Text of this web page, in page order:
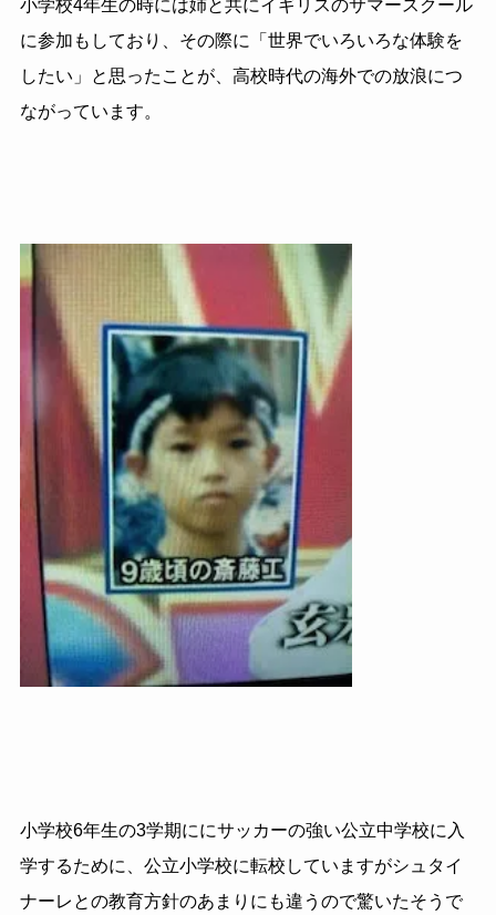
小学校4年生の時には姉と共にイギリスのサマースクール
に参加もしており、その際に「世界でいろいろな体験を
したい」と思ったことが、高校時代の海外での放浪につ
ながっています。
小学校6年生の3学期ににサッカーの強い公立中学校に入
学するために、公立小学校に転校していますがシュタイ
ナーレとの教育方針のあまりにも違うので驚いたそうで